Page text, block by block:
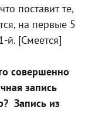
поставит те,
на первые 5
й. [Смеется]
совершенно
запись
Запись из